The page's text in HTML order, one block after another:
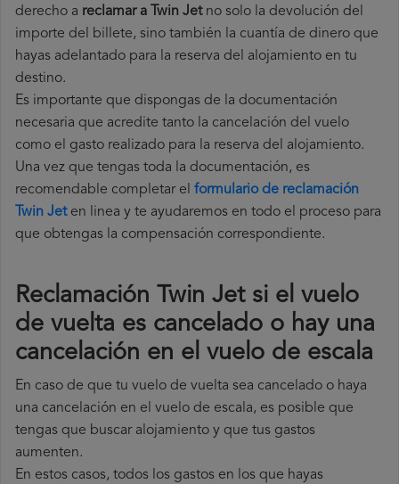
derecho a reclamar a Twin Jetno solo la devolución del
importe del billete, sino también la cuantía de dinero que
hayas adelantado para la reserva del alojamiento en tu
destino.
Es importante que dispongas de la documentación
necesaria que acredite tanto la cancelación del vuelo
como el gasto realizado para la reserva del alojamiento.
Una vez que tengas toda la documentación, es
recomendable completar el formulario de reclamación
Twin Jeten linea y te ayudaremos en todo el proceso para
que obtengas la compensación correspondiente.
Reclamación Twin Jet si el vuelo
de vuelta es cancelado o hay una
cancelación en el vuelo de escala
En caso de que tu vuelo de vuelta sea cancelado o haya
una cancelación en el vuelo de escala, es posible que
tengas que buscar alojamiento y que tus gastos
aumenten.
En estos casos, todos los gastos en los que hayas